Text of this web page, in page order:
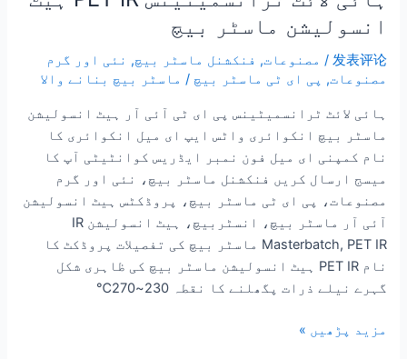
انسولیشن ماسٹر بیچ
发表评论
/ مصنوعات, فنکشنل ماسٹر بیچ, نئی اور گرم
مصنوعات, پی ای ٹی ماسٹر بیچ / ماسٹر بیچ بنانے والا
ہائی لائٹ ٹرانسمیٹینس پی ای ٹی آئی آر ہیٹ انسولیشن
ماسٹر بیچ انکوائری واٹس ایپ ای میل انکوائری کا
نام کمپنی ای میل فون نمبر ایڈریس کوانٹیٹی آپ کا
میسج ارسال کریں فنکشنل ماسٹر بیچ، نئی اور گرم
مصنوعات، پی ای ٹی ماسٹر بیچ، پروڈکٹس ہیٹ انسولیشن
آئی آر ماسٹر بیچ، انسٹربیچ، ہیٹ انسولیشن IR
Masterbatch, PET IR ماسٹر بیچ کی تفصیلات پروڈکٹ کا
نام PET IR ہیٹ انسولیشن ماسٹر بیچ کی ظاہری شکل
گہرے نیلے ذرات پگھلنے کا نقطہ 230~270℃
مزید پڑھیں »